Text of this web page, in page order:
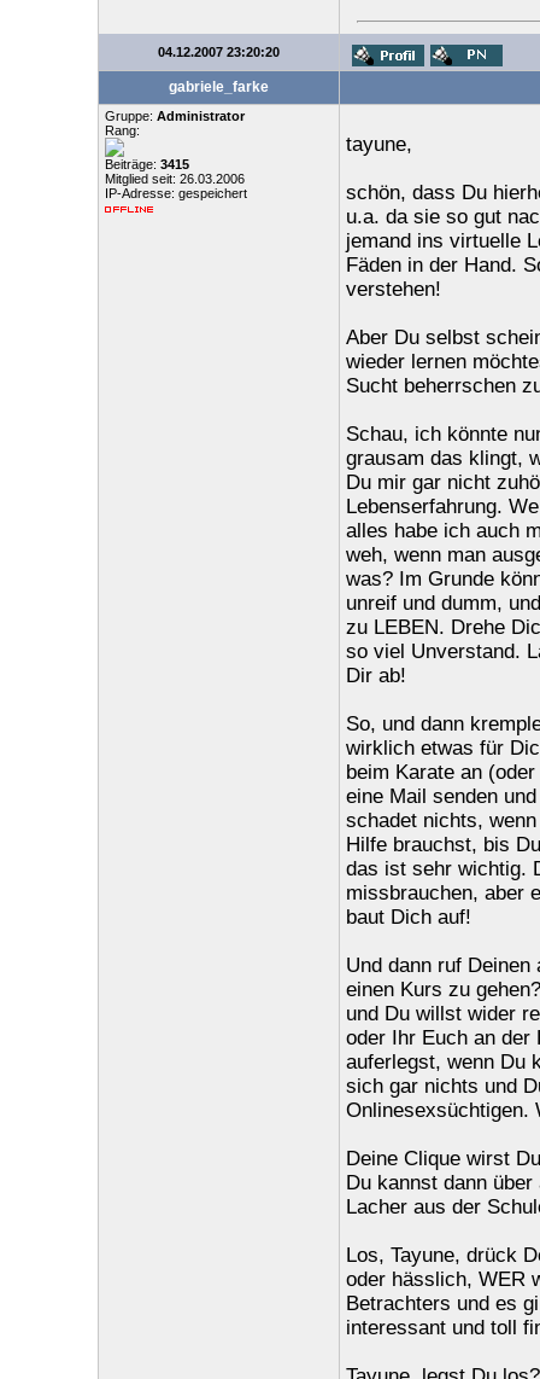
04.12.2007 23:20:20
gabriele_farke
Gruppe: Administrator
Rang:
Beiträge: 3415
Mitglied seit: 26.03.2006
IP-Adresse: gespeichert
tayune,
schön, dass Du
u.a. da sie so gut
jemand ins virtuelle
Fäden in der Hand.
verstehen!
Aber Du selbst
wieder lernen
Sucht beherrschen
Schau, ich könnte
grausam das klingt,
Du mir gar nicht
Lebenserfahrung.
alles habe ich auch
weh, wenn man
was? Im Grunde
unreif und dumm,
zu LEBEN. Drehe
so viel Unverstand.
Dir ab!
So, und dann
wirklich etwas für
beim Karate an
eine Mail senden
schadet nichts,
Hilfe brauchst, bis
das ist sehr wichtig.
missbrauchen, aber
baut Dich auf!
Und dann ruf
einen Kurs zu
und Du willst wider
oder Ihr Euch an
auferlegst, wenn Du
sich gar nichts und
Onlinesexsüchtigen.
Deine Clique wirst
Du kannst dann
Lacher aus der
Los, Tayune, drück
oder hässlich, WER
Betrachters und es
interessant und toll